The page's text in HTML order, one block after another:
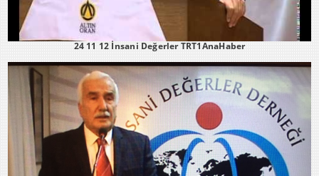
24 11 12 İnsani Değerler TRT1AnaHaber